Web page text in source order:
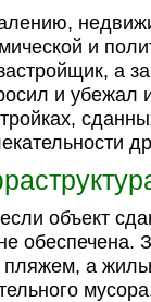
и
а
и убежал
объект
обеспечена.
пляжем, а